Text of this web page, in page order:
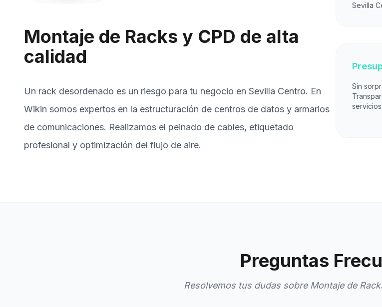
Montaje de Racks y CPD de alta
calidad
Un rack desordenado es un riesgo para tu negocio en Sevilla Centro. En
Wikin somos expertos en la estructuración de centros de datos y armarios
de comunicaciones. Realizamos el peinado de cables, etiquetado
profesional y optimización del flujo de aire.
Sevilla
Sin
Preguntas
Resolvemos tus dudas sobre Montaje de